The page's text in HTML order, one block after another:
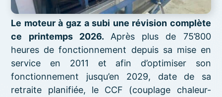
Le moteur à gaz a subi une révision complète
ce printemps 2026. Après plus de 75’800
heures de fonctionnement depuis sa mise en
service en 2011 et afin d’optimiser son
fonctionnement jusqu’en 2029, date de sa
retraite planifiée, le CCF (couplage chaleur-